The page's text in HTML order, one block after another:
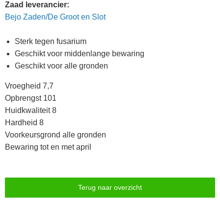
Zaad leverancier:
Bejo Zaden/De Groot en Slot
Sterk tegen fusarium
Geschikt voor middenlange bewaring
Geschikt voor alle gronden
Vroegheid 7,7
Opbrengst 101
Huidkwaliteit 8
Hardheid 8
Voorkeursgrond alle gronden
Bewaring tot en met april
Terug naar overzicht